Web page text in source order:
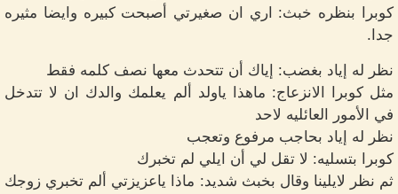
كوبرا بنظره خبث: اري ان صغيرتي أصبحت كبيره وايضا مثيره
جدا.
نظر له إياد بغضب: إياك أن تتحدث معها نصف كلمه فقط
مثل كوبرا الانزعاج: ماهذا ياولد ألم يعلمك والدك ان لا تتدخل
في الأمور العائليه لاحد
نظر له إياد بحاجب مرفوع وتعجب
كوبرا بتسليه: لا تقل لي أن ايلي لم تخبرك
ثم نظر لايلينا وقال بخبث شديد: ماذا ياعزيزتي ألم تخبري زوجك